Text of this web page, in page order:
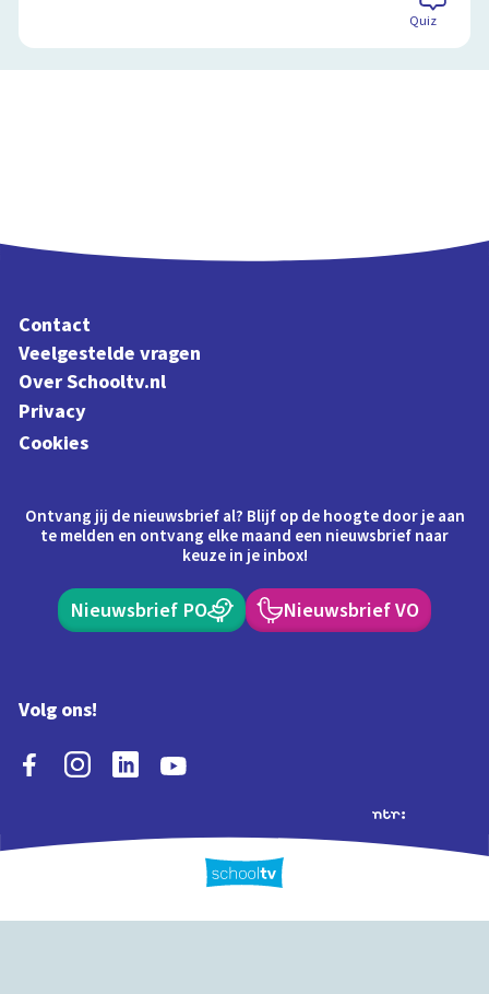
Quiz
Contact
Veelgestelde vragen
Over Schooltv.nl
Privacy
Cookies
Ontvang jij de nieuwsbrief al? Blijf op de hoogte door je aan
te melden en ontvang elke maand een nieuwsbrief naar
keuze in je inbox!
Nieuwsbrief PO Nieuwsbrief VO
Volg ons!